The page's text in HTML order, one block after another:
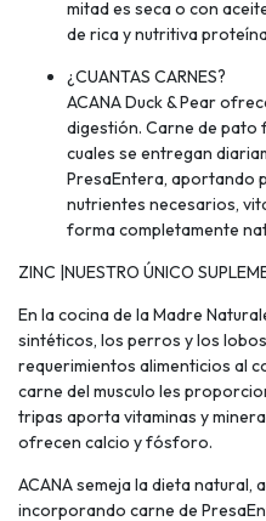
mitad es seca o con
de rica y nutritiva
¿CUANTAS CARNES?
ACANA Duck & Pear
digestión. Carne de pato
cuales se entregan
PresaEntera, aportando
nutrientes necesarios,
forma completamente
ZINC |NUESTRO ÚNICO
En la cocina de la Madre
sintéticos, los perros y los
requerimientos alimenticios al
carne del musculo les
tripas aporta vitaminas y
ofrecen calcio y fósforo.
ACANA semeja la dieta natural,
incorporando carne de